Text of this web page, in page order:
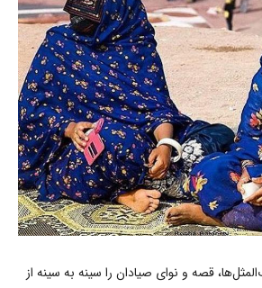
قصه و نوای صیادان را سینه به سینه از